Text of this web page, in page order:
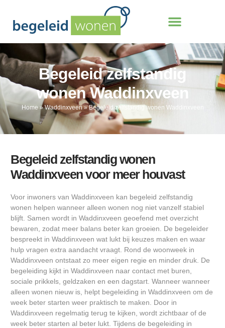
Begeleid zelfstandig
wonen Waddinxveen
Home»Waddinxveen»Begeleid zelfstandig wonen Waddinxveen
Begeleid zelfstandig wonen
Waddinxveen voor meer houvast
Voor inwoners van Waddinxveen kan begeleid zelfstandig
wonen helpen wanneer alleen wonen nog niet vanzelf stabiel
blijft. Samen wordt in Waddinxveen geoefend met overzicht
bewaren, zodat meer balans beter kan groeien. De begeleider
bespreekt in Waddinxveen wat lukt bij keuzes maken en waar
hulp vragen extra aandacht vraagt. Rond de woonweek in
Waddinxveen ontstaat zo meer eigen regie en minder druk. De
begeleiding kijkt in Waddinxveen naar contact met buren,
sociale prikkels, geldzaken en een dagstart. Wanneer wanneer
alleen wonen nieuw is, helpt begeleiding in Waddinxveen om de
week beter starten weer praktisch te maken. Door in
Waddinxveen regelmatig terug te kijken, wordt zichtbaar of de
week beter starten al beter lukt. Tijdens de begeleiding in